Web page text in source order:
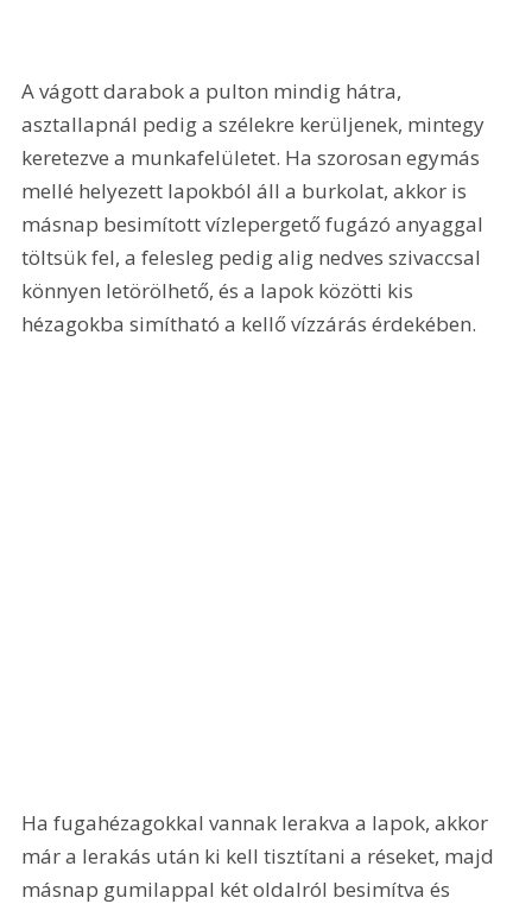
A vágott darabok a pulton mindig hátra,
asztallapnál pedig a szélekre kerüljenek, mintegy
keretezve a munkafelületet. Ha szorosan egymás
mellé helyezett lapokból áll a burkolat, akkor is
másnap besimított vízlepergető fugázó anyaggal
töltsük fel, a felesleg pedig alig nedves szivaccsal
könnyen letörölhető, és a lapok közötti kis
hézagokba simítható a kellő vízzárás érdekében.
Ha fugahézagokkal vannak lerakva a lapok, akkor
már a lerakás után ki kell tisztítani a réseket, majd
másnap gumilappal két oldalról besimítva és